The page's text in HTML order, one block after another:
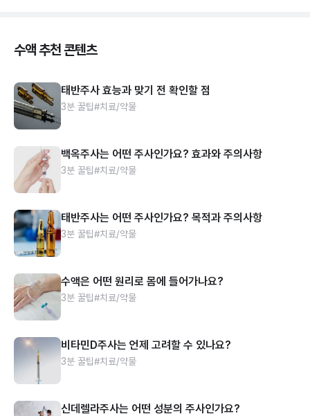
수액 추천 콘텐츠
태반주사 효능과 맞기 전 확인할 점
3분 꿀팁#치료/약물
백옥주사는 어떤 주사인가요? 효과와 주의사항
3분 꿀팁#치료/약물
태반주사는 어떤 주사인가요? 목적과 주의사항
3분 꿀팁#치료/약물
수액은 어떤 원리로 몸에 들어가나요?
3분 꿀팁#치료/약물
비타민D주사는 언제 고려할 수 있나요?
3분 꿀팁#치료/약물
신데렐라주사는 어떤 성분의 주사인가요?